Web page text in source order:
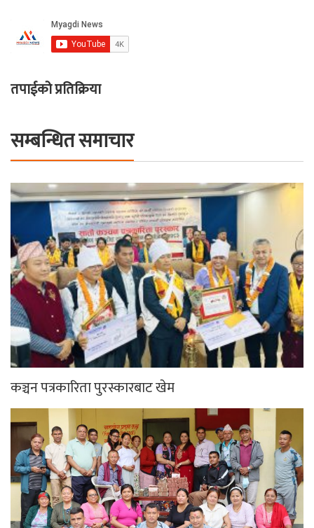
तपाईको प्रतिक्रिया
सम्बन्धित समाचार
कञ्चन पत्रकारिता पुरस्कारबाट खेम